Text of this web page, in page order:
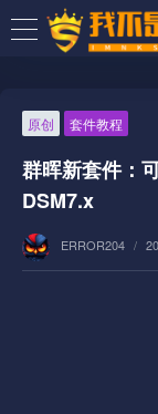
原创 套件教程
群晖新套件：
DSM7.x
ERROR204 /